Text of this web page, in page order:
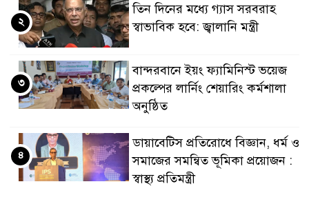
তিন দিনের মধ্যে গ্যাস সরবরাহ
স্বাভাবিক হবে: জ্বালানি মন্ত্রী
২
বান্দরবানে ইয়ং ফ্যামিনিস্ট ভয়েজ
প্রকল্পের লার্নিং শেয়ারিং কর্মশালা
অনুষ্ঠিত
৩
ডায়াবেটিস প্রতিরোধে বিজ্ঞান, ধর্ম ও
সমাজের সমন্বিত ভূমিকা প্রয়োজন :
স্বাস্থ্য প্রতিমন্ত্রী
৪